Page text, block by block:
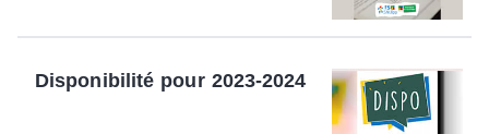
Disponibilité pour 2023-2024